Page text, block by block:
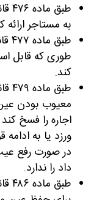
به مستاجر ارائه
طوری که قابل
کند.
معیوب بودن عین
اجاره را فسخ
ورزد یا به ادامه
در صورت رفع
داد را ندارد.